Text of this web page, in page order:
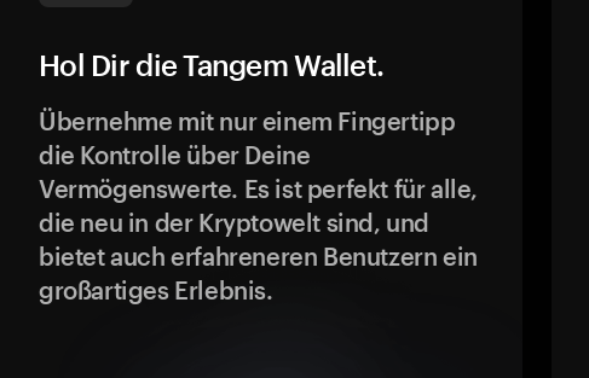
Hol Dir die Tangem Wallet.
Übernehme mit nur einem Fingertipp
die Kontrolle über Deine
Vermögenswerte. Es ist perfekt für alle,
die neu in der Kryptowelt sind, und
bietet auch erfahreneren Benutzern ein
großartiges Erlebnis.